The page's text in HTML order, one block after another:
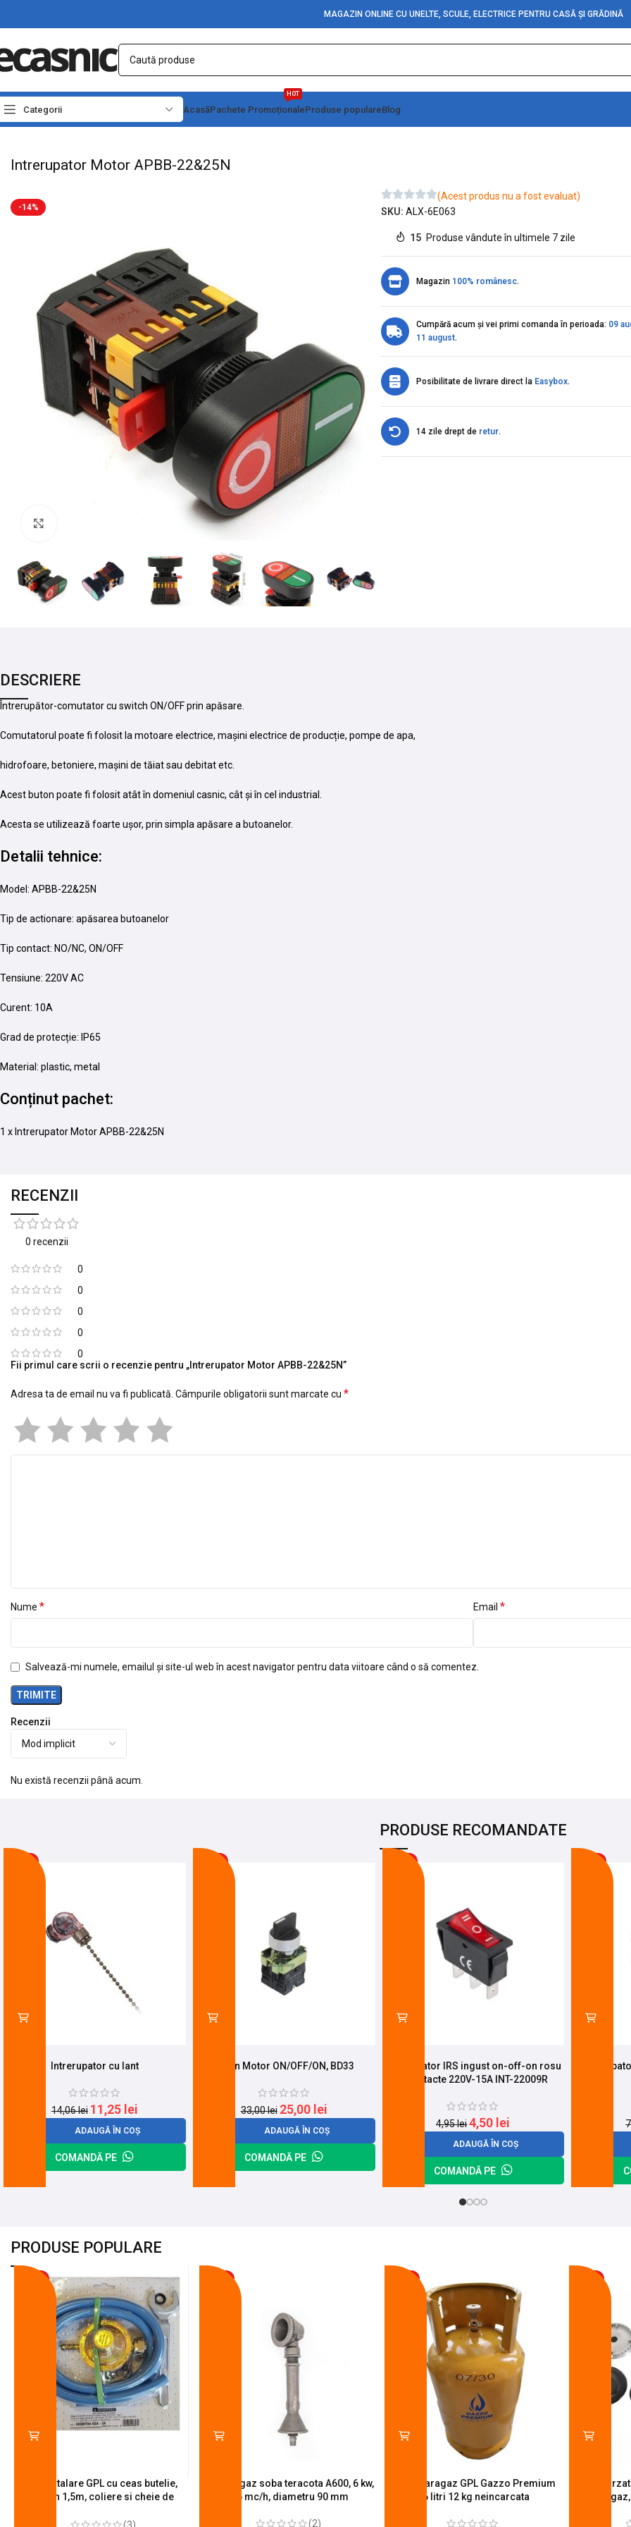
MAGAZIN ONLINE CU UNELTE, SCULE, ELECTRICE PENTRU CASĂ ȘI GRĂDINĂ
Categorii AcasăPachete Promoționale
HOT
Produse populareBlog
Prima pagină Electrice Intrerupatoare - Butoane
Intrerupator Motor APBB-22&25N
-14%
(Acest produs nu a fost evaluat)
SKU: ALX-6E063
15 Produse vândute în ultimele 7 zile
Magazin 100% românesc.
Cumpără acum și vei primi comanda în perioada: 09
11 august.
Posibilitate de livrare direct la Easybox.
14 zile drept de retur.
DESCRIERE
Întrerupător-comutator cu switch ON/OFF prin apăsare.
Comutatorul poate fi folosit la motoare electrice, mașini electrice de producție, pompe de apa,
hidrofoare, betoniere, mașini de tăiat sau debitat etc.
Acest buton poate fi folosit atât în domeniul casnic, cât și în cel industrial.
Acesta se utilizează foarte ușor, prin simpla apăsare a butoanelor.
Detalii tehnice:
Model: APBB-22&25N
Tip de actionare: apăsarea butoanelor
Tip contact: NO/NC, ON/OFF
Tensiune: 220V AC
Curent: 10A
Grad de protecție: IP65
Material: plastic, metal
Conținut pachet:
1 x Intrerupator Motor APBB-22&25N
RECENZII
0 recenzii
0
0
0
0
0
Recenzii
Nu există recenzii până acum.
Fii primul care scrii o recenzie pentru „Intrerupator Motor APBB-22&25N”
Adresa ta de email nu va fi publicată. Câmpurile obligatorii sunt marcate cu *
Nume * Email *
Salvează-mi numele, emailul și site-ul web în acest navigator pentru data viitoare când o să comentez.
PRODUSE RECOMANDATE
Intrerupator cu lant
14,06lei 11,25 lei
ADAUGĂ ÎN COȘ
COMANDĂ PE
Buton Motor ON/OFF/ON, BD33
33,00lei 25,00 lei
ADAUGĂ ÎN COȘ
COMANDĂ PE
Intrerupator IRS ingust on-off-on rosu
3 contacte 220V-15A INT-22009R
4,95lei4,50 lei
ADAUGĂ ÎN COȘ
COMANDĂ PE
PRODUSE POPULARE
Kit instalare GPL cu ceas butelie,
furtun 1,5m, coliere si cheie de
(3)
Arzator gaz soba teracota A600, 6 kw,
0.6 mc/h, diametru 90 mm
(2)
Butelie aragaz GPL Gazzo Premium
26 litri 12 kg neincarcata
Set 4